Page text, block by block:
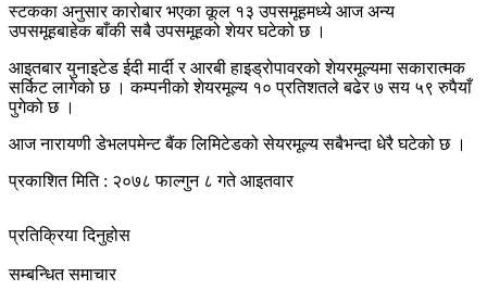
स्टकका अनुसार कारोबार भएका कूल १३ उपसमूहमध्ये आज अन्य
उपसमूहबाहेक बाँकी सबै उपसमूहको शेयर घटेको छ ।
आइतबार युनाइटेड ईदी मार्दी र आरबी हाइड्रोपावरको शेयरमूल्यमा सकारात्मक
सर्किट लागेको छ । कम्पनीको शेयरमूल्य १० प्रतिशतले बढेर ७ सय ५९ रुपैयाँ
पुगेको छ ।
आज नारायणी डेभलपमेन्ट बैंक लिमिटेडको सेयरमूल्य सबैभन्दा धेरै घटेको छ ।
प्रकाशित मिति : २०७८ फाल्गुन ८ गते आइतवार
प्रतिक्रिया दिनुहोस
सम्बन्धित समाचार